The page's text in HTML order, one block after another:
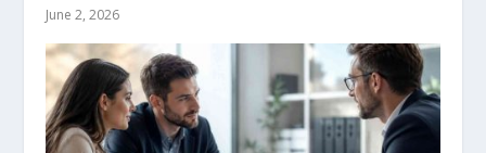
June 2, 2026